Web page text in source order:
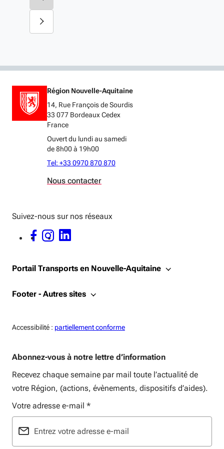
Région Nouvelle-Aquitaine
14, Rue François de Sourdis
33 077 Bordeaux Cedex
France
Ouvert du lundi au samedi
de 8h00 à 19h00
Tel: +33 0970 870 870
Nous contacter
Suivez-nous sur nos réseaux
FACEBOOK - OUVERTURE DANS UNE NOUVELLE FENÊTRE
INSTAGRAM - OUVERTURE DANS UNE NOUVELLE FENÊTRE
LINKEDIN - OUVERTURE DANS UNE NOUVELLE FENÊTRE
Portail Transports en Nouvelle-Aquitaine
Footer - Autres sites
Accessibilité : Accessiblité:
partiellement conforme
Abonnez-vous à notre lettre d’information
Recevez chaque semaine par mail toute l’actualité de
votre Région, (actions, évènements, dispositifs d’aides).
Votre adresse e-mail *